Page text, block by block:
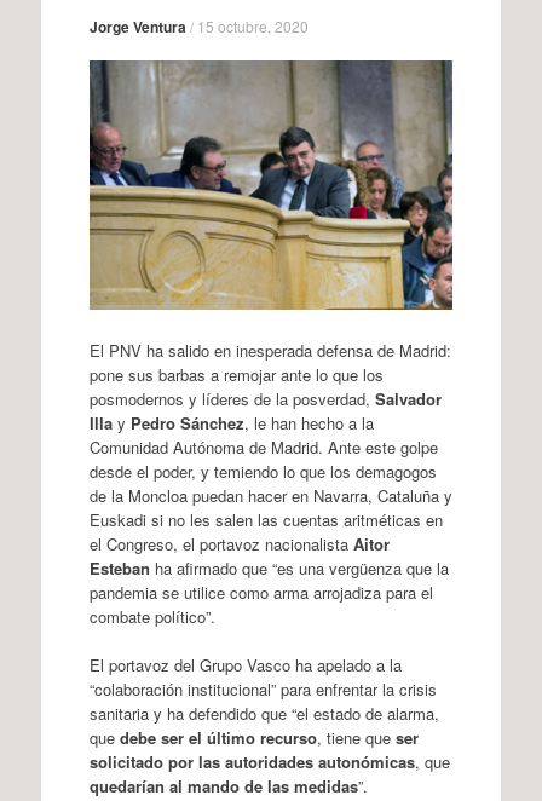
Jorge Ventura / 15 octubre, 2020
El PNV ha salido en inesperada defensa de Madrid:
pone sus barbas a remojar ante lo que los
posmodernos y líderes de la posverdad, Salvador
Illay Pedro Sánchez, le han hecho a la
Comunidad Autónoma de Madrid. Ante este golpe
desde el poder, y temiendo lo que los demagogos
de la Moncloa puedan hacer en Navarra, Cataluña y
Euskadi si no les salen las cuentas aritméticas en
el Congreso, el portavoz nacionalista Aitor
Esteban ha afirmado que “es una vergüenza que la
pandemia se utilice como arma arrojadiza para el
combate político”.
El portavoz del Grupo Vasco ha apelado a la
“colaboración institucional” para enfrentar la crisis
sanitaria y ha defendido que “el estado de alarma,
que debe ser el último recurso, tiene que ser
solicitado por las autoridades autonómicas, que
quedarían al mando de las medidas”.